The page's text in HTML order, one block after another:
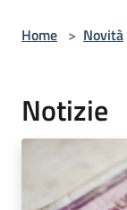
Home > Novità
Notizie